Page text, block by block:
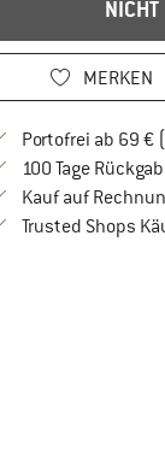
MERKEN
Portofrei ab 69 €
100 Tage
Kauf auf
Trusted Shops